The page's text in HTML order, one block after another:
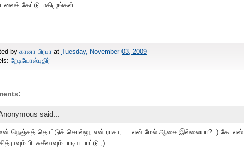
கேட்டு மகிழுங்கள்
by கானா பிரபா at Tuesday, November 03, 2009
றேடியோஸ்புதிர்
said...
நெஞ்சத் தொட்டுச் சொல்லு, என் ராசா, ... என் மேல் ஆசை இல்லையா? :) கே. எஸ்.
பி. சுசீலாவும் பாடிய பாட்டு ;)